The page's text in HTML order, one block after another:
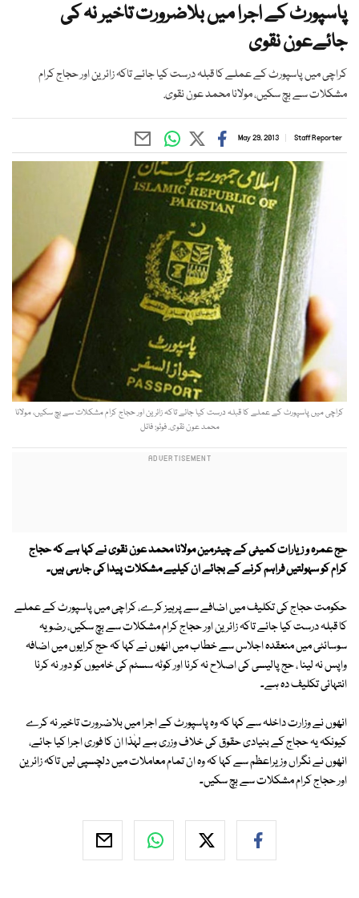
پاسپورٹ کے اجرا میں بلاضرورت تاخیر نہ کی
جائےعون نقوی
کراچی میں پاسپورٹ کے عملے کا قبلہ درست کیا جائے تاکہ زائرین اور حجاج کرام
مشکلات سے بچ سکیں، مولانا محمد عون نقوی.
Staff Reporter
May 29, 2013
کراچی میں پاسپورٹ کے عملے کا قبلہ درست کیا جائے تاکہ زائرین اور حجاج کرام مشکلات سے بچ سکیں، مولانا
محمد عون نقوی. فوٹو: فائل
حج عمرہ و زیارات کمیٹی کے چیئرمین مولانا محمد عون نقوی نے کہا ہے کہ حجاج
کرام کو سہولتیں فراہم کرنے کے بجائے ان کیلیے مشکلات پیدا کی جارہی ہیں۔
حکومت حجاج کی تکلیف میں اضافے سے پرہیز کرے، کراچی میں پاسپورٹ کے عملے
کا قبلہ درست کیا جائے تاکہ زائرین اور حجاج کرام مشکلات سے بچ سکیں، رضویہ
سوسائٹی میں منعقدہ اجلاس سے خطاب میں انھوں نے کہا کہ حج کرایوں میں اضافہ
واپس نہ لینا ، حج پالیسی کی اصلاح نہ کرنا اور کوٹہ سسٹم کی خامیوں کو دور نہ کرنا
انتہائی تکلیف دہ ہے۔
انھوں نے وزارت داخلہ سے کہا کہ وہ پاسپورٹ کے اجرا میں بلاضرورت تاخیر نہ کرے
کیونکہ یہ حجاج کے بنیادی حقوق کی خلاف وزری ہے لہٰذا ان کا فوری اجرا کیا جائے،
انھوں نے نگراں وزیراعظم سے کہا کہ وہ ان تمام معاملات میں دلچسپی لیں تاکہ زائرین
اور حجاج کرام مشکلات سے بچ سکیں۔